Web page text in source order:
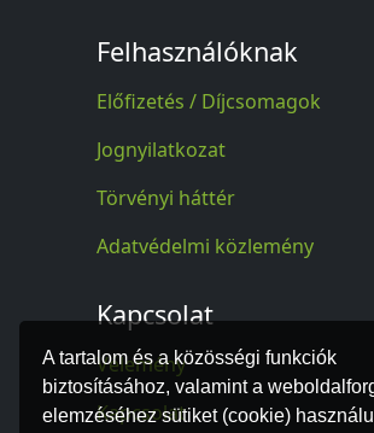
A tartalom és a közösségi funkciók
biztosításához, valamint a
elemzéséhez sütiket (cookie)
Felhasználóknak
Előfizetés / Díjcsomagok
Jognyilatkozat
Törvényi háttér
Adatvédelmi közlemény
Kapcsolat
Vélemény
Kapcsolat